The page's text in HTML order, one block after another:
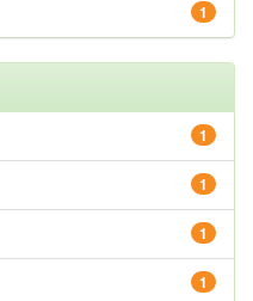
1
1
1
1
1